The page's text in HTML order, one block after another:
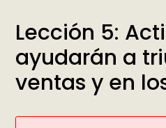
Lección 5:
ayudarán a
ventas y en